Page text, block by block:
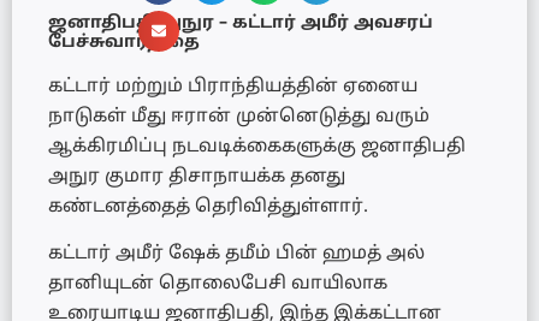
ஜனாதிபதி அநுர – கட்டார் அமீர் அவசரப்
பேச்சுவார்த்தை
கட்டார் மற்றும் பிராந்தியத்தின் ஏனைய
நாடுகள் மீது ஈரான் முன்னெடுத்து வரும்
ஆக்கிரமிப்பு நடவடிக்கைகளுக்கு ஜனாதிபதி
அநுர குமார திசாநாயக்க தனது
கண்டனத்தைத் தெரிவித்துள்ளார்.
கட்டார் அமீர் ஷேக் தமீம் பின் ஹமத் அல்
தானியுடன் தொலைபேசி வாயிலாக
உரையாடிய ஜனாதிபதி, இந்த இக்கட்டான